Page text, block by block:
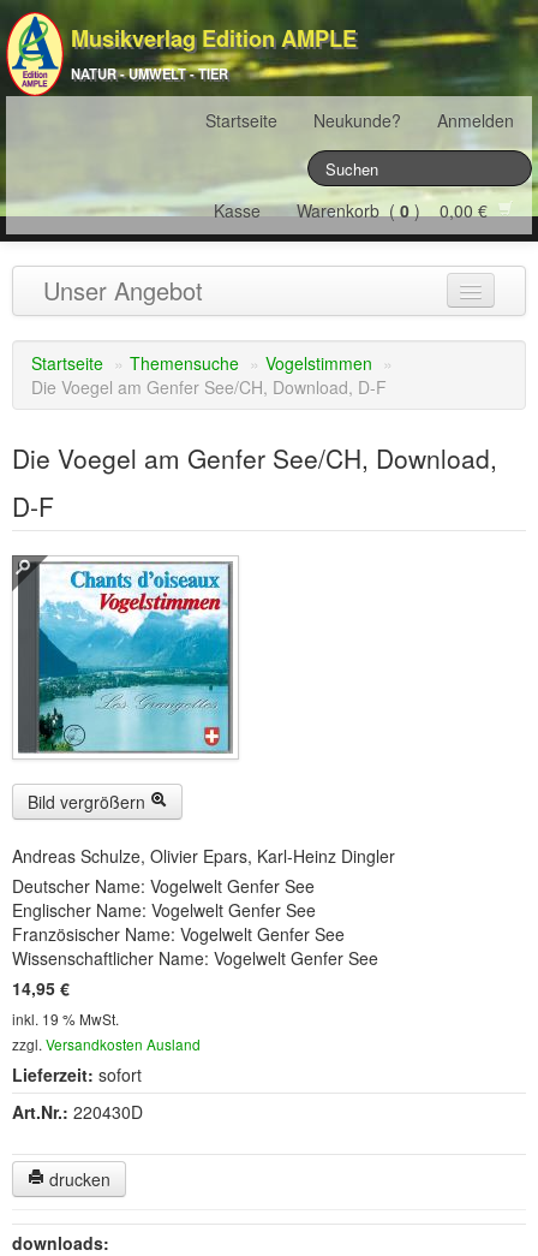
Musikverlag Edition AMPLE
NATUR - UMWELT - TIER
Startseite Neukunde? Anmelden
Kasse Warenkorb (0) 0,00 €
Unser Angebot
NATURJAHR(12)
ÖSTERREICH(22)
Serie ENTSPANNUNG NATUR
CDs
SOFORT HERUNTERLADEN
CD-ROM-MP3/DVD-ROM-MP3
DVD-Videos(8)
Spezial, Buch
Engl./Franz. Produkte(33)
Themensuche
Soundarchiv
Startseite » Themensuche » Vogelstimmen »
Die Voegel am Genfer See/CH, Download, D-F
Die Voegel am Genfer See/CH, Download,
D-F
Bild vergrößern
Andreas Schulze, Olivier Epars, Karl-Heinz Dingler
Deutscher Name: Vogelwelt Genfer See
Englischer Name: Vogelwelt Genfer See
Französischer Name: Vogelwelt Genfer See
Wissenschaftlicher Name: Vogelwelt Genfer See
14,95 €
inkl. 19 % MwSt.
zzgl. Versandkosten Ausland
Lieferzeit: sofort
Art.Nr.: 220430D
drucken
downloads: